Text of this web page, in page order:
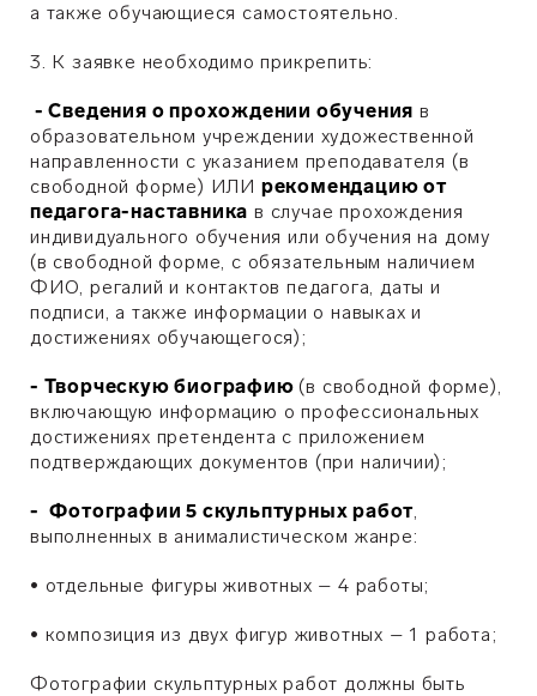
а также обучающиеся самостоятельно.
3. К заявке необходимо прикрепить:
- Сведения о прохождении обучения в
образовательном учреждении художественной
направленности с указанием преподавателя (в
свободной форме) ИЛИ рекомендацию от
педагога-наставника в случае прохождения
индивидуального обучения или обучения на дому
(в свободной форме, с обязательным наличием
ФИО, регалий и контактов педагога, даты и
подписи, а также информации о навыках и
достижениях обучающегося);
- Творческую биографию (в свободной форме),
включающую информацию о профессиональных
достижениях претендента с приложением
подтверждающих документов (при наличии);
- Фотографии 5 скульптурных работ,
выполненных в анималистическом жанре:
• отдельные фигуры животных – 4 работы;
• композиция из двух фигур животных – 1 работа;
Фотографии скульптурных работ должны быть